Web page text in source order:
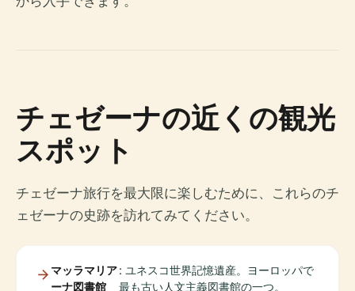
チェゼーナの近くの観光
スポット
チェゼーナ旅行を最大限に楽しむために、これらのチ
ェゼーナの史跡を訪れてみてください。
マッラマリア
ーナ図書館
: ユネスコ世界記憶遺産。ヨーロッパで
最も古い人文主義図書館の一つ。